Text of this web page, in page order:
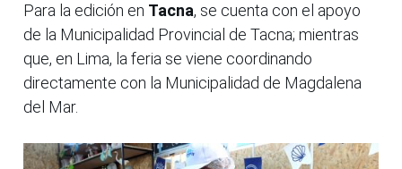
Para la edición en Tacna, se cuenta con el apoyo
de la Municipalidad Provincial de Tacna; mientras
que, en Lima, la feria se viene coordinando
directamente con la Municipalidad de Magdalena
del Mar.